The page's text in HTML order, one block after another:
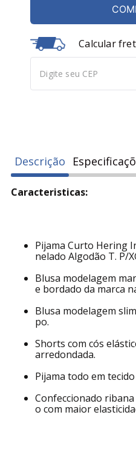
Calcular
Descrição
Caracteristicas:
Pijama Curto Hering
nelado Algodão T. P/
Blusa modelagem
e bordado da marca
Blusa modelagem
po.
Shorts com cós
arredondada.
Pijama todo em
Confeccionado
o com maior